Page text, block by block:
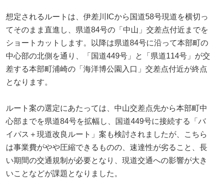
想定されるルートは、伊差川ICから国道58号現道を横切っ
てそのまま直進し、県道84号の「中山」交差点付近までを
ショートカットします。以降は県道84号に沿って本部町の
中心部の北側を通り、「国道449号」と「県道114号」が交
差する本部町浦崎の「海洋博公園入口」交差点付近が終点
となります。
ルート案の選定にあたっては、中山交差点先から本部町中
心部までを県道84号を拡幅し、国道449号に接続する「バ
イパス＋現道改良ルート」案も検討されましたが、こちら
は事業費がやや圧縮できるものの、速達性が劣ること、長
い期間の交通規制が必要となり、現道交通への影響が大き
いことなどが課題となりました。